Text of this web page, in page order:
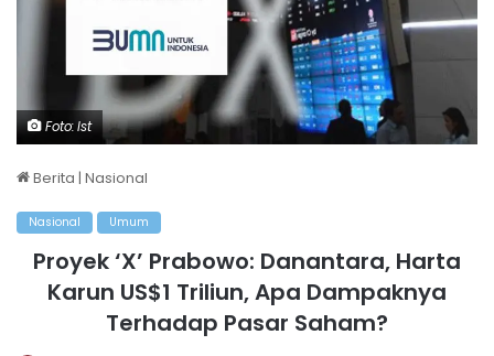
Foto: Ist
Berita | Nasional
Nasional Umum
Proyek ‘X’ Prabowo: Danantara, Harta
Karun US$1 Triliun, Apa Dampaknya
Terhadap Pasar Saham?